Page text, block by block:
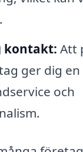
kontakt: Att
ger dig
och